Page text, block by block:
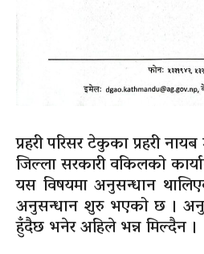
प्रहरी परिसर टेकुका प्रहरी
जिल्ला सरकारी वकिलको
यस विषयमा अनुसन्धान
अनुसन्धान शुरु भएको छ ।
हुँदैछ भनेर अहिले भन्न मिल्दैन ।